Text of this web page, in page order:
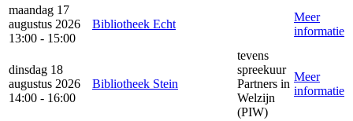
maandag 17
augustus 2026
13:00 - 15:00
Bibliotheek Echt
Meer
informatie
dinsdag 18
augustus 2026
14:00 - 16:00
Bibliotheek Stein
tevens
spreekuur
Partners in
Welzijn
(PIW)
Meer
informatie